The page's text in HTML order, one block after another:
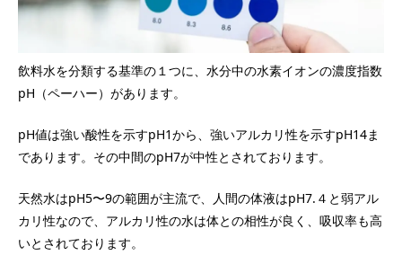
飲料水を分類する基準の１つに、水分中の水素イオンの濃度指数
pH（ペーハー）があります。
pH値は強い酸性を示すpH1から、強いアルカリ性を示すpH14ま
であります。その中間のpH7が中性とされております。
天然水はpH5〜9の範囲が主流で、人間の体液はpH7.４と弱アル
カリ性なので、アルカリ性の水は体との相性が良く、吸収率も高
いとされております。